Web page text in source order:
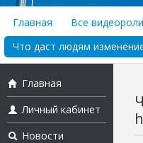
Главная
Все
Что даст людям
Главная
Личный кабинет
Новости